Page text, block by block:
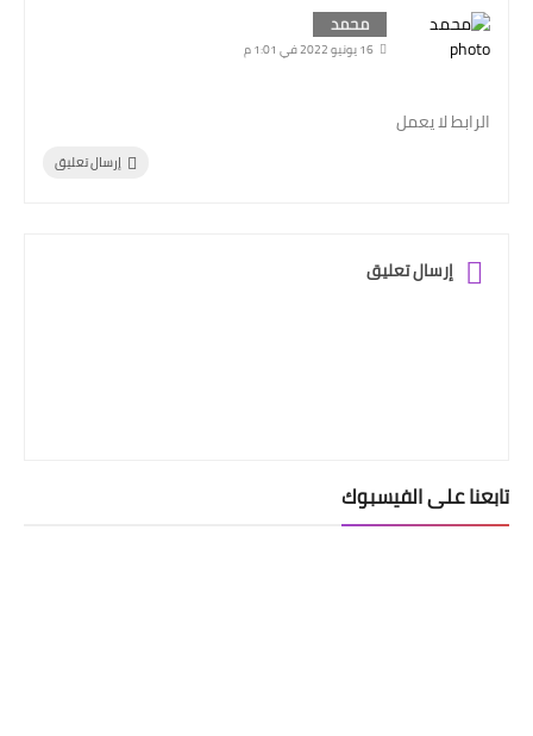
محمد
16 يونيو 2022 في 1:01 م
الرابط لا يعمل
إرسال تعليق
إرسال تعليق
تابعنا على الفيسبوك